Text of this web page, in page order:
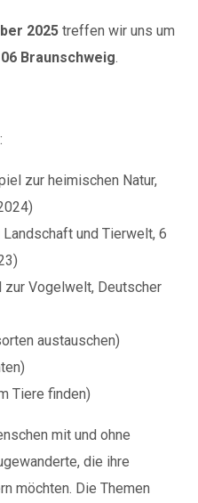
2025 treffen wir uns um
Braunschweig.​
zur heimischen Natur,
und Tierwelt, 6
Vogelwelt, Deutscher
austauschen)
Tiere finden)
mit und ohne
die ihre
möchten. Die Themen